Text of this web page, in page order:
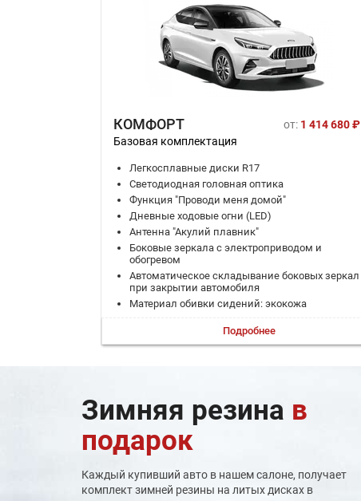
КОМФОРТ от: 1 414 680 ₽
Базовая комплектация
Легкосплавные диски R17
Светодиодная головная оптика
Функция "Проводи меня домой"
Дневные ходовые огни (LED)
Антенна "Акулий плавник"
Боковые зеркала с электроприводом и
обогревом
Автоматическое складывание боковых зеркал
при закрытии автомобиля
Материал обивки сидений: экокожа
Механическая регулировка сиденья водителя в
4-х направлениях
Регулировка руля по углу наклона и вылету
Мультифункциональный руль с отделкой из
экокожи
Центральный подлокотник
Подлокотник для пассажиров 2 ряда
Кондиционер
Подробнее
Зимняя резина в
подарок
Каждый купивший авто в нашем салоне, получает
комплект зимней резины на литых дисках в